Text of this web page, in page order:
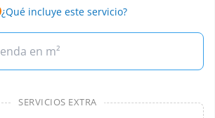
¿Qué incluye este servicio?
SERVICIOS EXTRA